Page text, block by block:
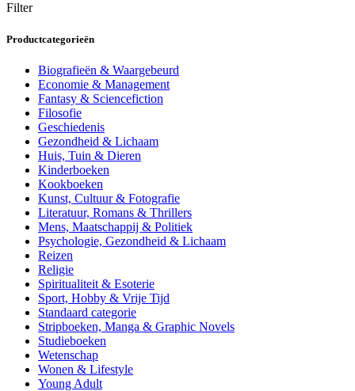
Filter
Productcategorieën
Biografieën & Waargebeurd
Economie & Management
Fantasy & Sciencefiction
Filosofie
Geschiedenis
Gezondheid & Lichaam
Huis, Tuin & Dieren
Kinderboeken
Kookboeken
Kunst, Cultuur & Fotografie
Literatuur, Romans & Thrillers
Mens, Maatschappij & Politiek
Psychologie, Gezondheid & Lichaam
Reizen
Religie
Spiritualiteit & Esoterie
Sport, Hobby & Vrije Tijd
Standaard categorie
Stripboeken, Manga & Graphic Novels
Studieboeken
Wetenschap
Wonen & Lifestyle
Young Adult